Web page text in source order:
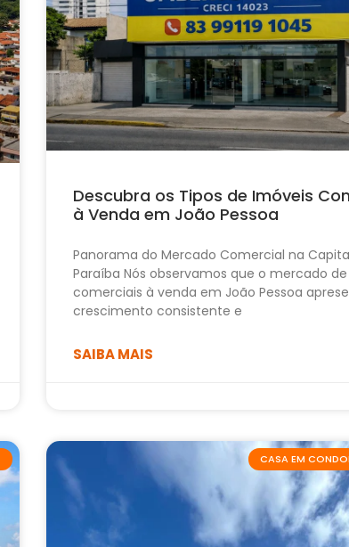
Descubra os Tipos de Imóveis
à Venda em João Pessoa
Panorama do Mercado Comercial na
Paraíba Nós observamos que o mercado
comerciais à venda em João Pessoa
crescimento consistente e
SAIBA MAIS
CASA EM